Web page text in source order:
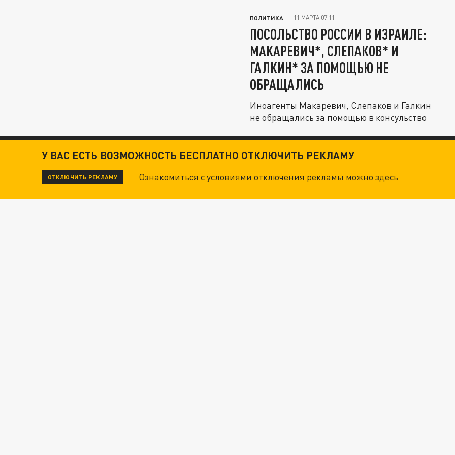
ПОЛИТИКА 11 МАРТА 07:11
ПОСОЛЬСТВО РОССИИ В ИЗРАИЛЕ:
МАКАРЕВИЧ*, СЛЕПАКОВ* И
ГАЛКИН* ЗА ПОМОЩЬЮ НЕ
ОБРАЩАЛИСЬ
Иноагенты Макаревич, Слепаков и Галкин
не обращались за помощью в консульство
У ВАС ЕСТЬ ВОЗМОЖНОСТЬ БЕСПЛАТНО ОТКЛЮЧИТЬ РЕКЛАМУ
ОТКЛЮЧИТЬ РЕКЛАМУ Ознакомиться с условиями отключения рекламы можноздесь